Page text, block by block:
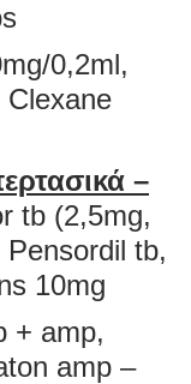
0,2ml,
–
tb (2,5mg,
tb,
10mg
+ amp,
amp –